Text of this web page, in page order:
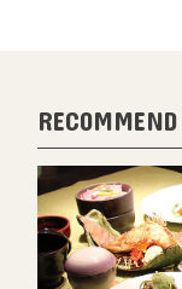
RECOMMEND